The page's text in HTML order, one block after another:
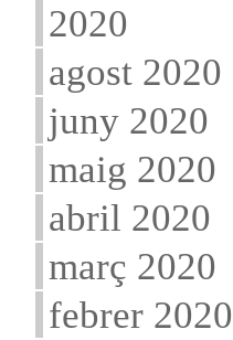
2020
agost 2020
juny 2020
maig 2020
abril 2020
març 2020
febrer 2020